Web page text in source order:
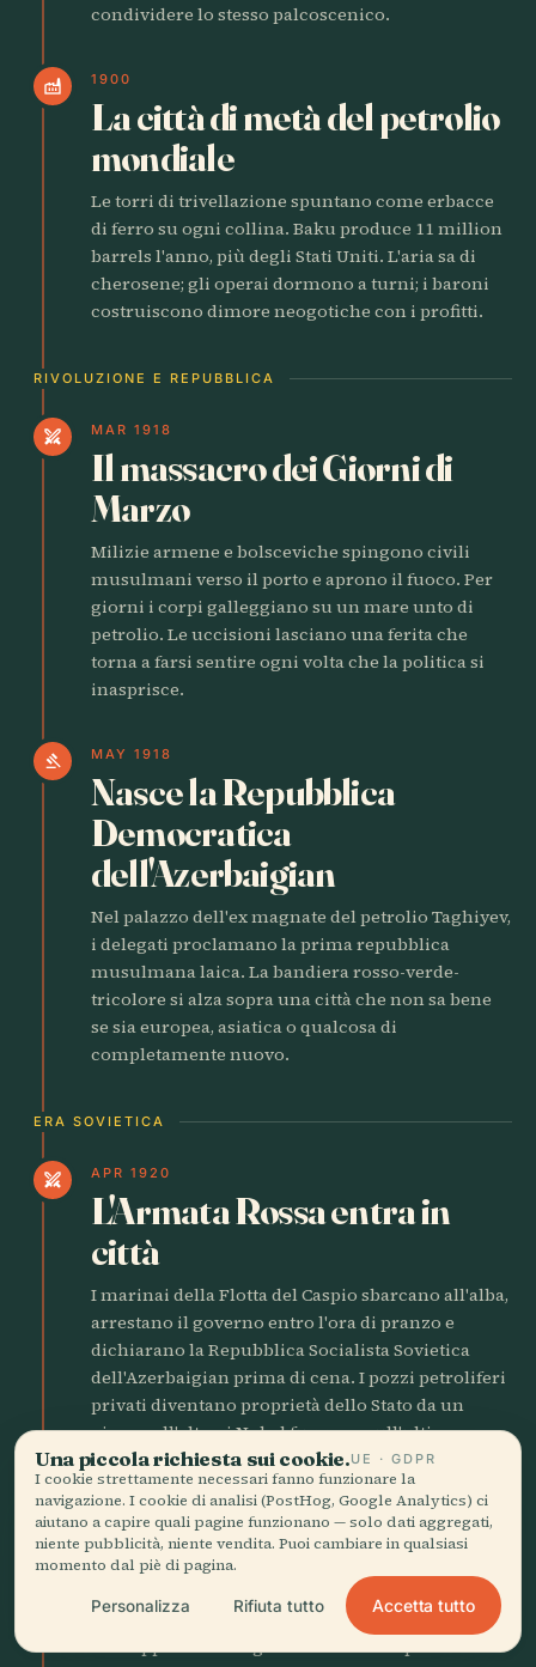
condividere lo stesso palcoscenico.
factory 1900
La città di metà del petrolio
mondiale
Le torri di trivellazione spuntano come erbacce
di ferro su ogni collina. Baku produce 11 million
barrels l'anno, più degli Stati Uniti. L'aria sa di
cherosene; gli operai dormono a turni; i baroni
costruiscono dimore neogotiche con i profitti.
RIVOLUZIONE E REPUBBLICA
swords MAR 1918
Il massacro dei Giorni di
Marzo
Milizie armene e bolsceviche spingono civili
musulmani verso il porto e aprono il fuoco. Per
giorni i corpi galleggiano su un mare unto di
petrolio. Le uccisioni lasciano una ferita che
torna a farsi sentire ogni volta che la politica si
inasprisce.
gavel MAY 1918
Nasce la Repubblica
Democratica
dell'Azerbaigian
Nel palazzo dell'ex magnate del petrolio Taghiyev,
i delegati proclamano la prima repubblica
musulmana laica. La bandiera rosso-verde-
tricolore si alza sopra una città che non sa bene
se sia europea, asiatica o qualcosa di
completamente nuovo.
ERA SOVIETICA
swords APR 1920
L'Armata Rossa entra in
città
I marinai della Flotta del Caspio sbarcano all'alba,
arrestano il governo entro l'ora di pranzo e
dichiarano la Repubblica Socialista Sovietica
dell'Azerbaigian prima di cena. I pozzi petroliferi
privati diventano proprietà dello Stato da un
giorno all'altro; i Nobel fuggono sull'ultimo
piroscafo diretto in Svezia.
swords AUG 1942
I nazisti raggiungono il
Caucaso
Le truppe di montagna tedesche conquistano il
Una piccola richiesta sui cookie.UE · GDPR
I cookie strettamente necessari fanno funzionare la
navigazione. I cookie di analisi (PostHog, Google Analytics) ci
aiutano a capire quali pagine funzionano — solo dati aggregati,
niente pubblicità, niente vendita. Puoi cambiare in qualsiasi
momento dal piè di pagina.
Personalizza Rifiuta tutto Accetta tutto